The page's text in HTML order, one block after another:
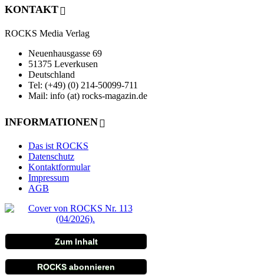
KONTAKT
ROCKS Media Verlag
Neuenhausgasse 69
51375 Leverkusen
Deutschland
Tel: (+49) (0) 214-50099-711
Mail: info (at) rocks-magazin.de
INFORMATIONEN
Das ist ROCKS
Datenschutz
Kontaktformular
Impressum
AGB
Zum Inhalt
ROCKS abonnieren